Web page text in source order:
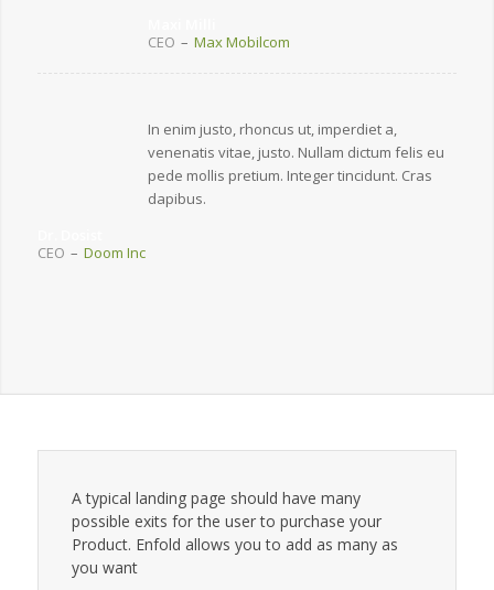
CEO – Max Mobilcom
In enim justo, rhoncus ut, imperdiet a,
venenatis vitae, justo. Nullam dictum felis eu
pede mollis pretium. Integer tincidunt. Cras
dapibus.
CEO – Doom Inc
A typical landing page should have many
possible exits for the user to purchase your
Product. Enfold allows you to add as many as
you want